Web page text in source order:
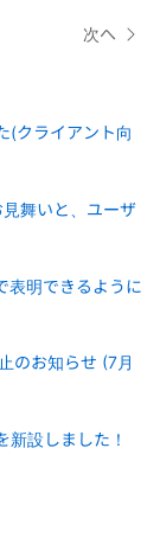
次へ
(クライアント向
舞いと、ユーザ
表明できるように
のお知らせ (7月
設しました！